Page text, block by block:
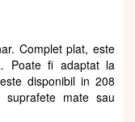
Complet plat, este
Poate fi adaptat la
disponibil in 208
mate sau